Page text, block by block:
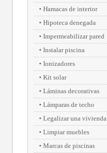
Hamacas de interior
Hipoteca denegada
Impermeabilizar pared
Instalar piscina
Ionizadores
Kit solar
Láminas decorativas
Lámparas de techo
Legalizar una vivienda
Limpiar muebles
Marcas de piscinas